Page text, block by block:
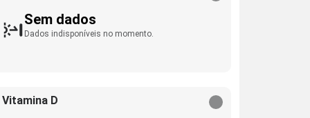
Sem dados
Dados indisponíveis no momento.
Vitamina D